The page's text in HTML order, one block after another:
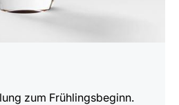
zum Frühlingsbeginn.